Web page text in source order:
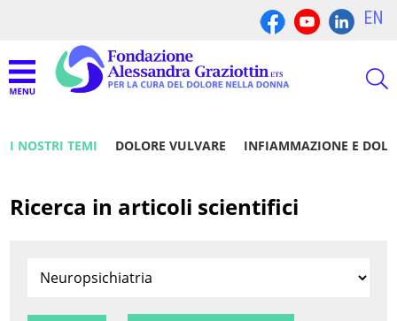
EN
I NOSTRI TEMI DOLORE VULVARE INFIAMMAZIONE E
Ricerca in articoli scientifici